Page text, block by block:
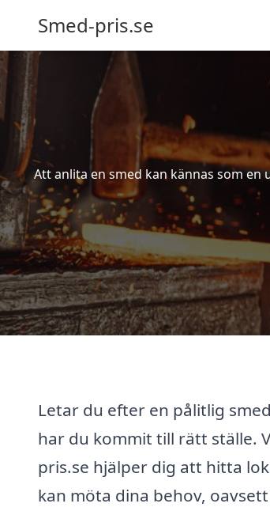
Smed-pris.se
Att anlita en smed kan kännas som
Letar du efter en pålitlig
har du kommit till rätt ställe.
pris.se hjälper dig att hitta
kan möta dina behov,